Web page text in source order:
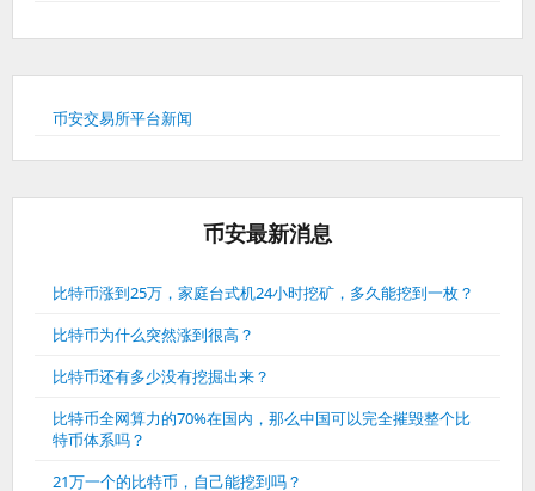
币安交易所平台新闻
币安最新消息
比特币涨到25万，家庭台式机24小时挖矿，多久能挖到一枚？
比特币为什么突然涨到很高？
比特币还有多少没有挖掘出来？
比特币全网算力的70%在国内，那么中国可以完全摧毁整个比
特币体系吗？
21万一个的比特币，自己能挖到吗？